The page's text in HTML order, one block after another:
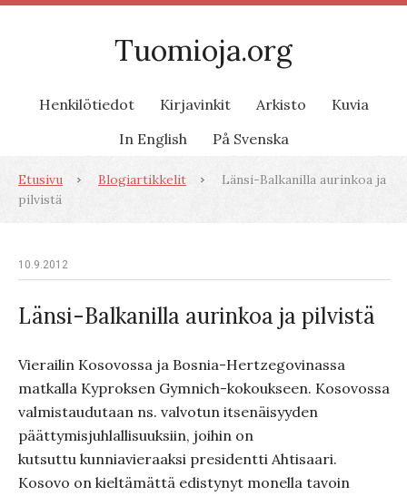
Tuomioja.org
Henkilötiedot Kirjavinkit Arkisto
Kuvia
In English
På Svenska
Etusivu Blogiartikkelit
Länsi-Balkanilla aurinkoa ja
pilvistä
10.9.2012
Länsi-Balkanilla aurinkoa ja pilvistä
Vierailin Kosovossa ja Bosnia-Hertzegovinassa
matkalla Kyproksen Gymnich-kokoukseen. Kosovossa
valmistaudutaan ns. valvotun itsenäisyyden
päättymisjuhlallisuuksiin, joihin on
kutsuttu kunniavieraaksi presidentti Ahtisaari.
Kosovo on kieltämättä edistynyt monella tavoin